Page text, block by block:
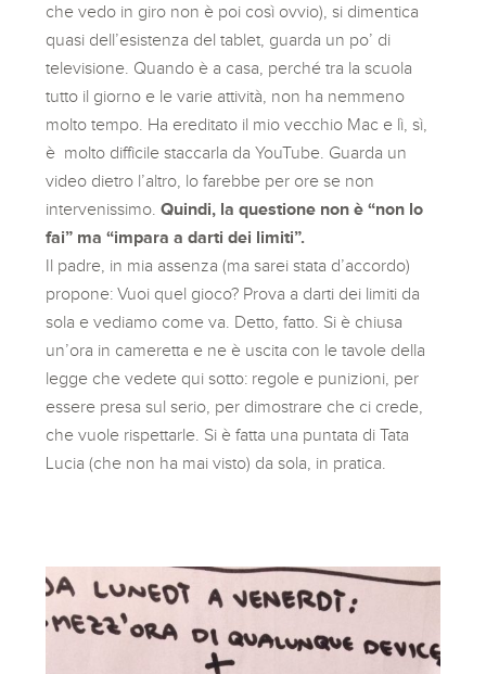
che vedo in giro non è poi così ovvio), si dimentica
quasi dell’esistenza del tablet, guarda un po’ di
televisione. Quando è a casa, perché tra la scuola
tutto il giorno e le varie attività, non ha nemmeno
molto tempo. Ha ereditato il mio vecchio Mac e lì, sì,
è molto difficile staccarla da YouTube. Guarda un
video dietro l’altro, lo farebbe per ore se non
intervenissimo.Quindi, la questione non è “non lo
fai” ma “impara a darti dei limiti”.
Il padre, in mia assenza (ma sarei stata d’accordo)
propone: Vuoi quel gioco? Prova a darti dei limiti da
sola e vediamo come va. Detto, fatto. Si è chiusa
un’ora in cameretta e ne è uscita con le tavole della
legge che vedete qui sotto: regole e punizioni, per
essere presa sul serio, per dimostrare che ci crede,
che vuole rispettarle. Si è fatta una puntata di Tata
Lucia (che non ha mai visto) da sola, in pratica.